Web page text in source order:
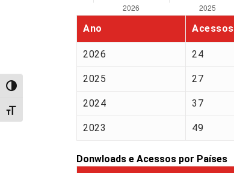
Alternar alto contraste
Alternar tamanho da fonte
Ano Acessos
2026 24
2025 27
2024 37
2023 49
Donwloads e Acessos por Países